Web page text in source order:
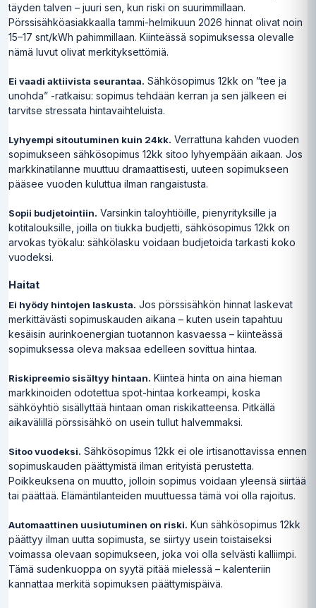
täyden talven – juuri sen, kun riski on suurimmillaan.
Pörssisähköasiakkaalla tammi-helmikuun 2026 hinnat olivat noin
15–17 snt/kWh pahimmillaan. Kiinteässä sopimuksessa olevalle
nämä luvut olivat merkityksettömiä.
Ei vaadi aktiivista seurantaa. Sähkösopimus 12kk on ”tee ja
unohda” -ratkaisu: sopimus tehdään kerran ja sen jälkeen ei
tarvitse stressata hintavaihteluista.
Lyhyempi sitoutuminen kuin 24kk. Verrattuna kahden vuoden
sopimukseen sähkösopimus 12kk sitoo lyhyempään aikaan. Jos
markkinatilanne muuttuu dramaattisesti, uuteen sopimukseen
pääsee vuoden kuluttua ilman rangaistusta.
Sopii budjetointiin. Varsinkin taloyhtiöille, pienyrityksille ja
kotitalouksille, joilla on tiukka budjetti, sähkösopimus 12kk on
arvokas työkalu: sähkölasku voidaan budjetoida tarkasti koko
vuodeksi.
Haitat
Ei hyödy hintojen laskusta. Jos pörssisähkön hinnat laskevat
merkittävästi sopimuskauden aikana – kuten usein tapahtuu
kesäisin aurinkoenergian tuotannon kasvaessa – kiinteässä
sopimuksessa oleva maksaa edelleen sovittua hintaa.
Riskipreemio sisältyy hintaan. Kiinteä hinta on aina hieman
markkinoiden odotettua spot-hintaa korkeampi, koska
sähköyhtiö sisällyttää hintaan oman riskikatteensa. Pitkällä
aikavälillä pörssisähkö on usein tullut halvemmaksi.
Sitoo vuodeksi. Sähkösopimus 12kk ei ole irtisanottavissa ennen
sopimuskauden päättymistä ilman erityistä perustetta.
Poikkeuksena on muutto, jolloin sopimus voidaan yleensä siirtää
tai päättää. Elämäntilanteiden muuttuessa tämä voi olla rajoitus.
Automaattinen uusiutuminen on riski. Kun sähkösopimus 12kk
päättyy ilman uutta sopimusta, se siirtyy usein toistaiseksi
voimassa olevaan sopimukseen, joka voi olla selvästi kalliimpi.
Tämä sudenkuoppa on syytä pitää mielessä – kalenteriin
kannattaa merkitä sopimuksen päättymispäivä.